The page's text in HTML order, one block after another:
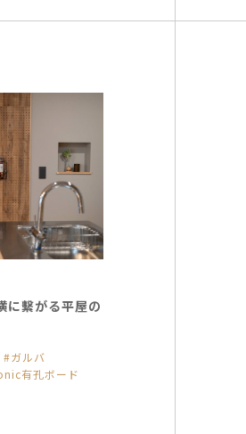
に繫がる平屋の
ガルバ
有孔ボード